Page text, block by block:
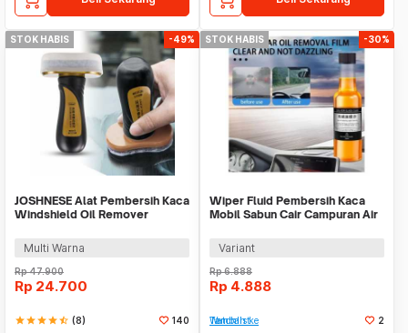
STOK HABIS -49%
JOSHNESE Alat Pembersih Kaca
Windshield Oil Remover
Multi Warna
Rp47.900
Rp 24.700
starstarstarstarstar_half (8) 140
STOK HABIS -30%
Wiper Fluid Pembersih Kaca
Mobil Sabun Cair Campuran Air
Variant
Rp6.888
Rp 4.888
Tambah ke Watchlist 2